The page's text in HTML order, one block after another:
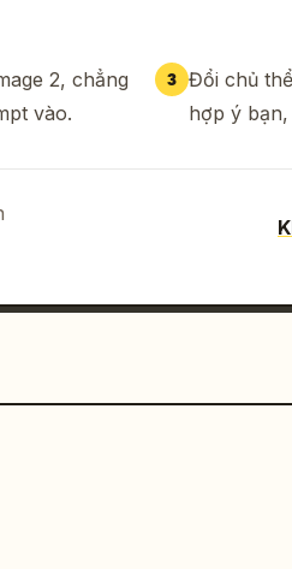
2, chẳng
vào.
3 Đổi chủ
hợp ý